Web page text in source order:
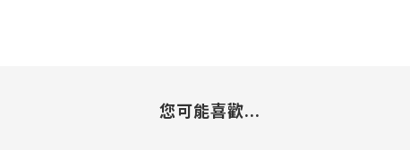
您可能喜歡...